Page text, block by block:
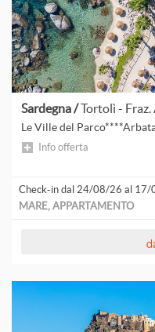
Sardegna /Tortolì -
Le Ville del
Info offerta
Check-in dal 24/08/26 al 17/
MARE, APPARTAMENTO